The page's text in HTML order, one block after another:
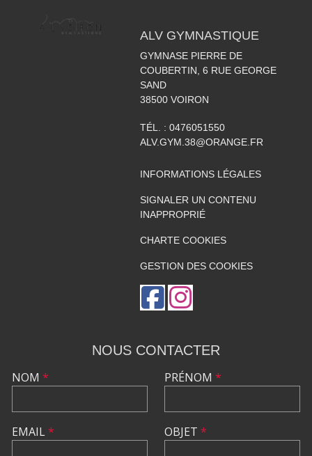
ALV GYMNASTIQUE
GYMNASE PIERRE DE
COUBERTIN, 6 RUE GEORGE
SAND
38500 VOIRON
TÉL. : 0476051550
ALV.GYM.38@ORANGE.FR
INFORMATIONS LÉGALES
SIGNALER UN CONTENU
INAPPROPRIÉ
CHARTE COOKIES
GESTION DES COOKIES
NOUS CONTACTER
NOM *
EMAIL*
PRÉNOM *
OBJET *